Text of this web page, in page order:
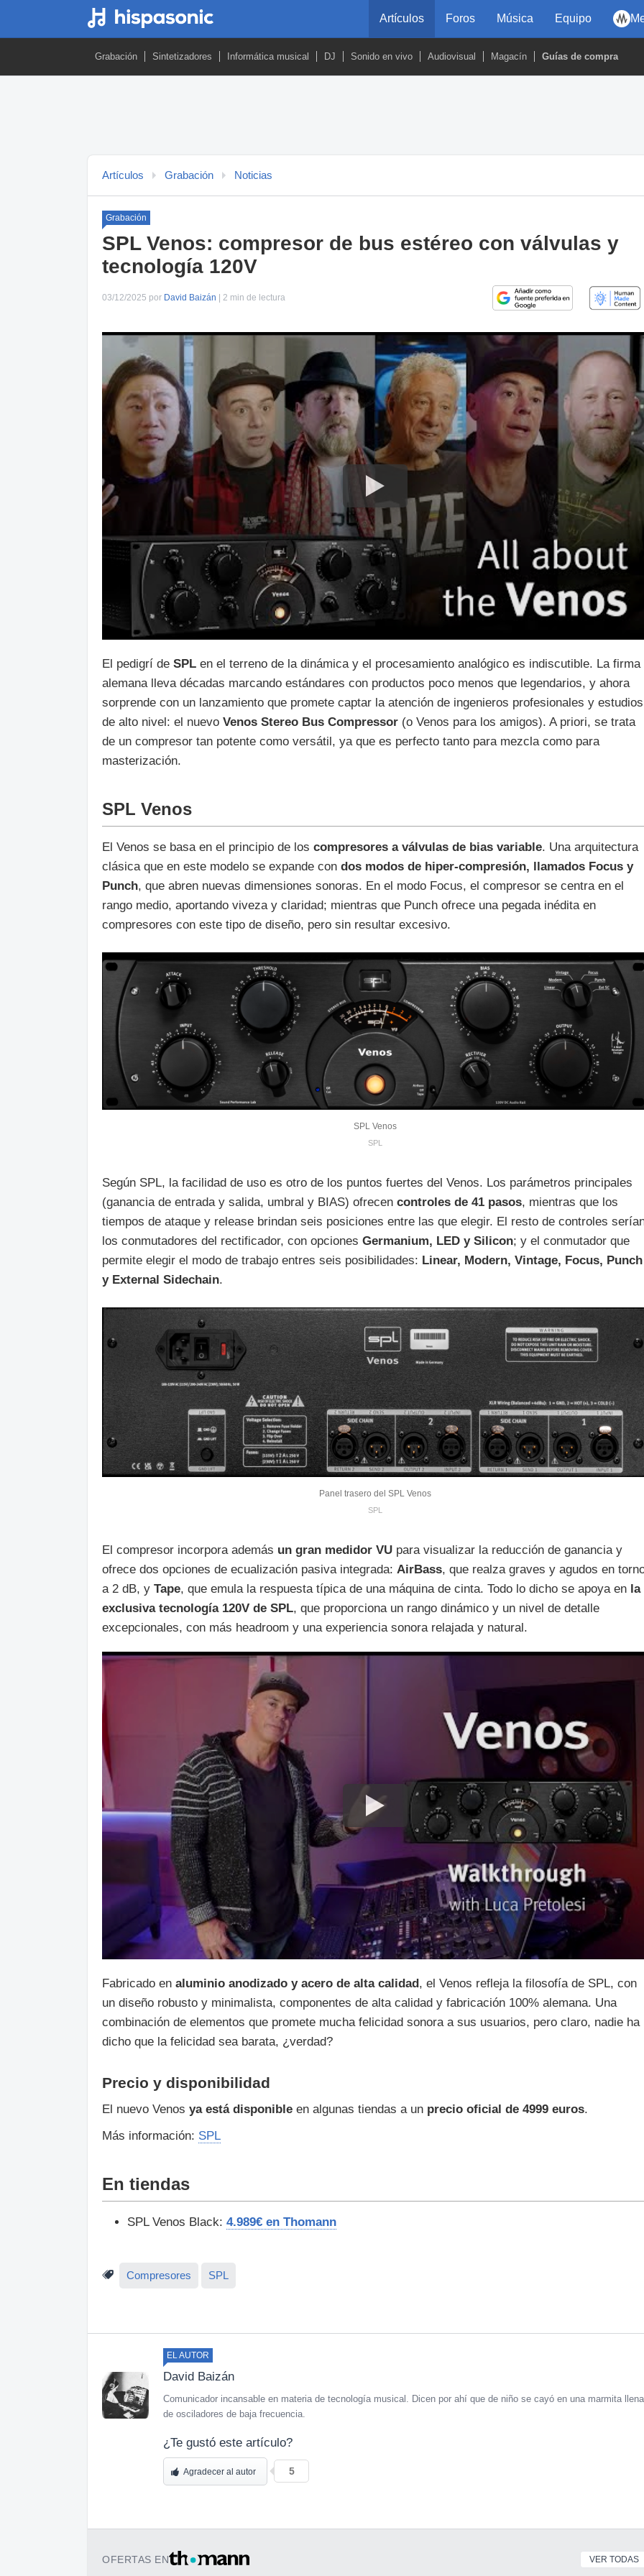
Artículos Foros Música Equipo
Grabación Sintetizadores Informática musical DJ Sonido en vivo Audiovisual Magacín Guías de compra
Artículos Grabación Noticias
Grabación
SPL Venos: compresor de bus estéreo con válvulas y
tecnología 120V
03/12/2025 por David Baizán | 2 min de lectura
El pedigrí de SPL en el terreno de la dinámica y el procesamiento analógico es indiscutible. La firma
alemana lleva décadas marcando estándares con productos poco menos que legendarios, y ahora
sorprende con un lanzamiento que promete captar la atención de ingenieros profesionales y estudios
de alto nivel: el nuevo Venos Stereo Bus Compressor (o Venos para los amigos). A priori, se trata
de un compresor tan potente como versátil, ya que es perfecto tanto para mezcla como para
masterización.
SPL Venos
El Venos se basa en el principio de los compresores a válvulas de bias variable. Una arquitectura
clásica que en este modelo se expande con dos modos de hiper-compresión, llamados Focus y
Punch, que abren nuevas dimensiones sonoras. En el modo Focus, el compresor se centra en el
rango medio, aportando viveza y claridad; mientras que Punch ofrece una pegada inédita en
compresores con este tipo de diseño, pero sin resultar excesivo.
SPL Venos
SPL
Según SPL, la facilidad de uso es otro de los puntos fuertes del Venos. Los parámetros principales
(ganancia de entrada y salida, umbral y BIAS) ofrecen controles de 41 pasos, mientras que los
tiempos de ataque y release brindan seis posiciones entre las que elegir. El resto de controles
los conmutadores del rectificador, con opciones Germanium, LED y Silicon; y el conmutador que
permite elegir el modo de trabajo entres seis posibilidades: Linear, Modern, Vintage, Focus, Punch
y External Sidechain.
Panel trasero del SPL Venos
SPL
El compresor incorpora además un gran medidor VU para visualizar la reducción de ganancia y
ofrece dos opciones de ecualización pasiva integrada: AirBass, que realza graves y agudos en
a 2 dB, y Tape, que emula la respuesta típica de una máquina de cinta. Todo lo dicho se apoya en la
exclusiva tecnología 120V de SPL, que proporciona un rango dinámico y un nivel de detalle
excepcionales, con más headroom y una experiencia sonora relajada y natural.
Fabricado en aluminio anodizado y acero de alta calidad, el Venos refleja la filosofía de SPL, con
un diseño robusto y minimalista, componentes de alta calidad y fabricación 100% alemana. Una
combinación de elementos que promete mucha felicidad sonora a sus usuarios, pero claro, nadie ha
dicho que la felicidad sea barata, ¿verdad?
Precio y disponibilidad
El nuevo Venos ya está disponible en algunas tiendas a un precio oficial de 4999 euros.
Más información: SPL
En tiendas
SPL Venos Black: 4.989€ en Thomann
Compresores SPL
EL AUTOR
David Baizán
Comunicador incansable en materia de tecnología musical. Dicen por ahí que de niño se cayó en una marmita llena
de osciladores de baja frecuencia.
¿Te gustó este artículo?
Agradecer al autor 5
OFERTAS EN VER TODAS